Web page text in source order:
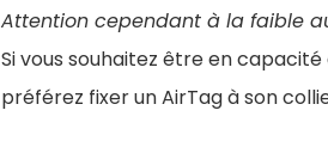
Attention cependant à la faible
Si vous souhaitez être en
préférez fixer un AirTag à son